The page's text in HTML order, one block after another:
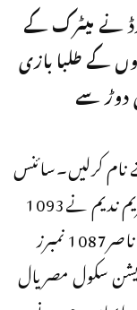
نے میٹرک کے
کے طلبا بازی
دوڑ سے
نام کرلیں۔سائنس
گروپ میں آرمی پبلک سکول ویسٹریج کی مریم ندیم نے1093
نمبرزلے کرپہلی ، لاہورگرامرسکول کی آمنہ ناصر1087 نمبرز
سکول مصریال